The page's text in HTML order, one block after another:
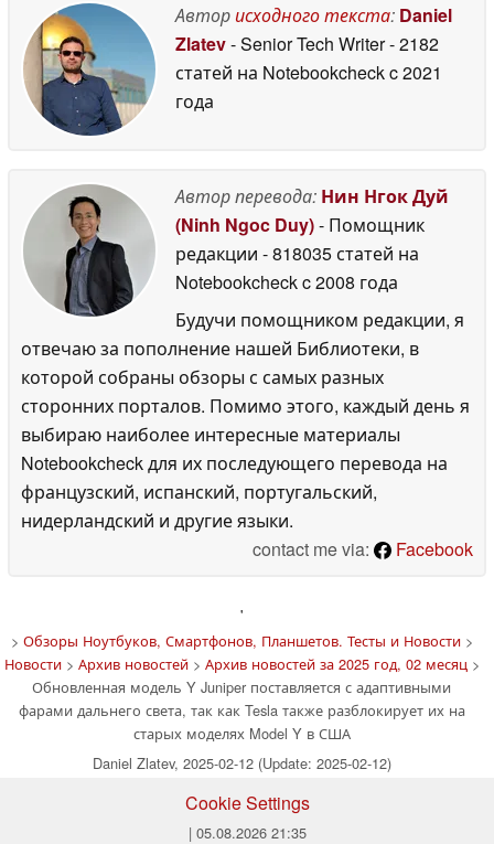
Авторисходного текста: Daniel
Zlatev- Senior Tech Writer- 2182
статей на Notebookcheckc 2021
года
Автор перевода: Нин Нгок Дуй
(Ninh Ngoc Duy)- Помощник
редакции - 818035 статей на
Notebookcheckc 2008 года
Будучи помощником редакции, я
отвечаю за пополнение нашей Библиотеки, в
которой собраны обзоры с самых разных
сторонних порталов. Помимо этого, каждый день я
выбираю наиболее интересные материалы
Notebookcheck для их последующего перевода на
французский, испанский, португальский,
нидерландский и другие языки.
contact me via:
Facebook
'
> Обзоры Ноутбуков, Смартфонов, Планшетов. Тесты и Новости>
Новости> Архив новостей> Архив новостей за 2025 год, 02 месяц >
Обновленная модель Y Juniper поставляется с адаптивными
фарами дальнего света, так как Tesla также разблокирует их на
старых моделях Model Y в США
Daniel Zlatev, 2025-02-12 (Update: 2025-02-12)
Cookie Settings
| 05.08.2026 21:35